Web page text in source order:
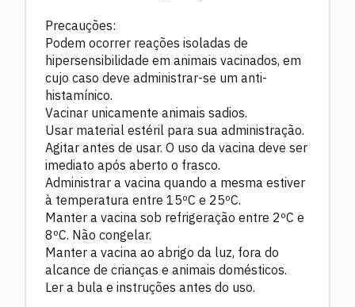
Precauções:
Podem ocorrer reações isoladas de
hipersensibilidade em animais vacinados, em
cujo caso deve administrar-se um anti-
histamínico.
Vacinar unicamente animais sadios.
Usar material estéril para sua administração.
Agitar antes de usar. O uso da vacina deve ser
imediato após aberto o frasco.
Administrar a vacina quando a mesma estiver
à temperatura entre 15ºC e 25ºC.
Manter a vacina sob refrigeração entre 2ºC e
8ºC. Não congelar.
Manter a vacina ao abrigo da luz, fora do
alcance de crianças e animais domésticos.
Ler a bula e instruções antes do uso.